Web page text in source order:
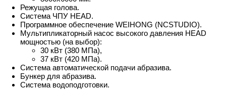
Режущая голова.
Система ЧПУ HEAD.
Программное обеспечение WEIHONG (NCSTUDIO).
Мультипликаторный насос высокого давления HEAD
мощностью (на выбор):
30 кВт (380 МПа),
37 кВт (420 МПа).
Система автоматической подачи абразива.
Бункер для абразива.
Система водоподготовки.